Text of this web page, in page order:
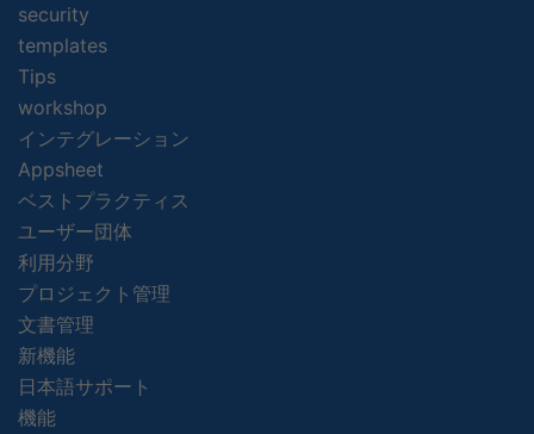
security
templates
Tips
workshop
インテグレーション
Appsheet
ベストプラクティス
ユーザー団体
利用分野
プロジェクト管理
文書管理
新機能
日本語サポート
機能